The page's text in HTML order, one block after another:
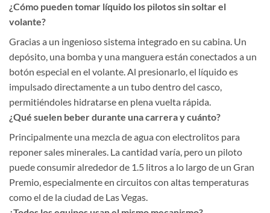
¿Cómo pueden tomar líquido los pilotos sin soltar el
volante?
Gracias a un ingenioso sistema integrado en su cabina. Un
depósito, una bomba y una manguera están conectados a un
botón especial en el volante. Al presionarlo, el líquido es
impulsado directamente a un tubo dentro del casco,
permitiéndoles hidratarse en plena vuelta rápida.
¿Qué suelen beber durante una carrera y cuánto?
Principalmente una mezcla de agua con electrolitos para
reponer sales minerales. La cantidad varía, pero un piloto
puede consumir alrededor de 1.5 litros a lo largo de un Gran
Premio, especialmente en circuitos con altas temperaturas
como el de la ciudad de Las Vegas.